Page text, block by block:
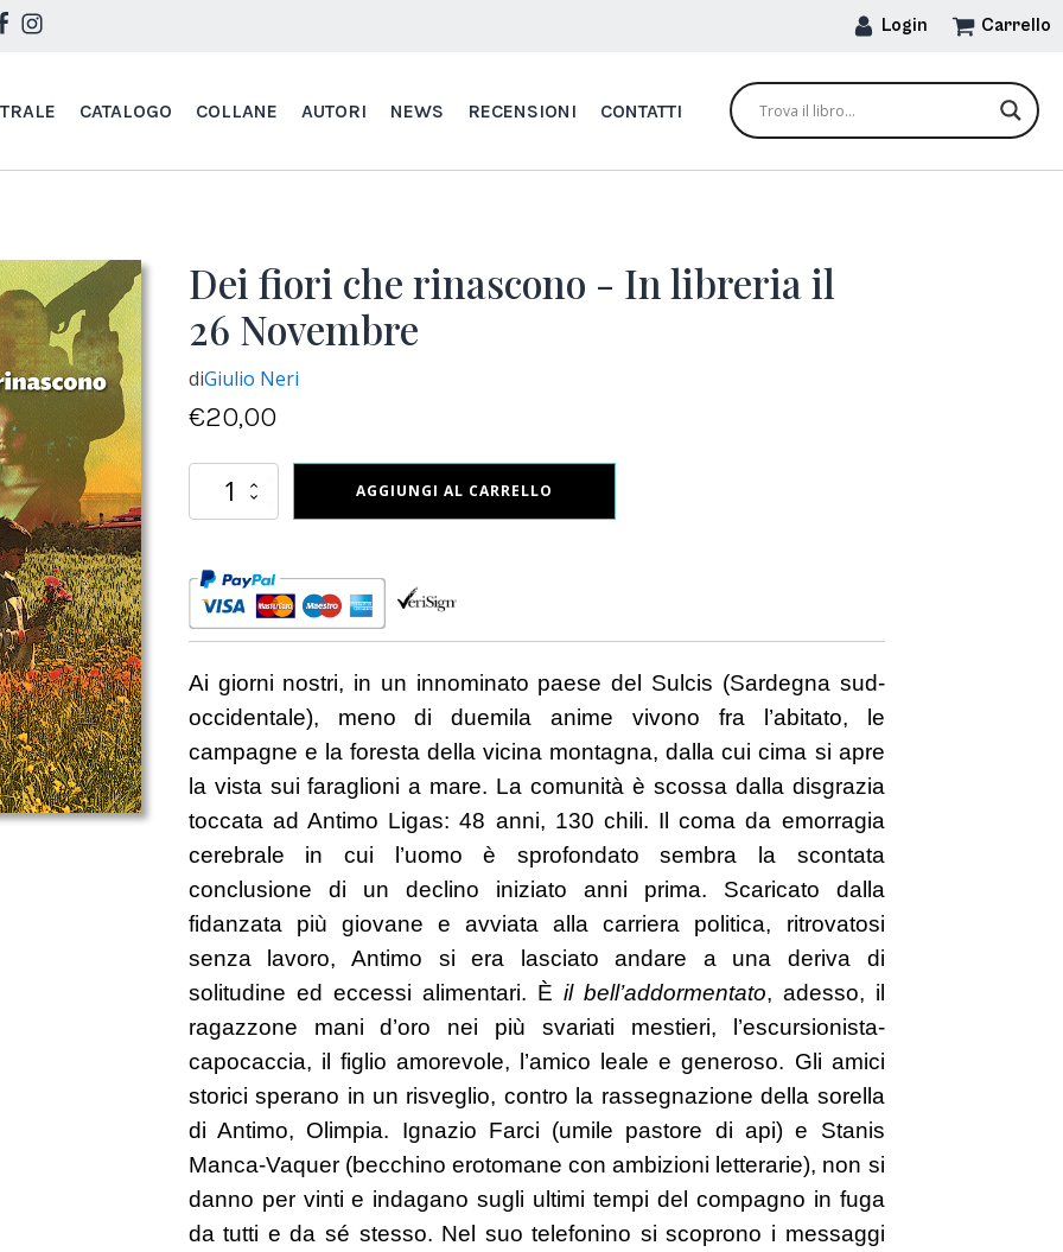
Login Carrello
CATALOGO COLLANE AUTORI NEWS RECENSIONI CONTATTI
Dei fiori che rinascono - In libreria il
26 Novembre
diGiulio Neri
€20,00
-
libreria
il
Novembre
quantità
AGGIUNGI AL CARRELLO
Ai giorni nostri, in un innominato paese del Sulcis (Sardegna sud-
occidentale), meno di duemila anime vivono fra l’abitato, le
campagne e la foresta della vicina montagna, dalla cui cima si apre
la vista sui faraglioni a mare. La comunità è scossa dalla disgrazia
toccata ad Antimo Ligas: 48 anni, 130 chili. Il coma da emorragia
cerebrale in cui l’uomo è sprofondato sembra la scontata
conclusione di un declino iniziato anni prima. Scaricato dalla
fidanzata più giovane e avviata alla carriera politica, ritrovatosi
senza lavoro, Antimo si era lasciato andare a una deriva di
solitudine ed eccessi alimentari. È il bell’addormentato, adesso, il
ragazzone mani d’oro nei più svariati mestieri, l’escursionista-
capocaccia, il figlio amorevole, l’amico leale e generoso. Gli amici
storici sperano in un risveglio, contro la rassegnazione della sorella
di Antimo, Olimpia. Ignazio Farci (umile pastore di api) e Stanis
Manca-Vaquer (becchino erotomane con ambizioni letterarie), non si
danno per vinti e indagano sugli ultimi tempi del compagno in fuga
da tutti e da sé stesso. Nel suo telefonino si scoprono i messaggi